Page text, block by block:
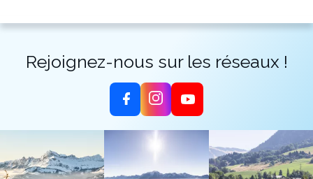
Rejoignez-nous sur les réseaux !